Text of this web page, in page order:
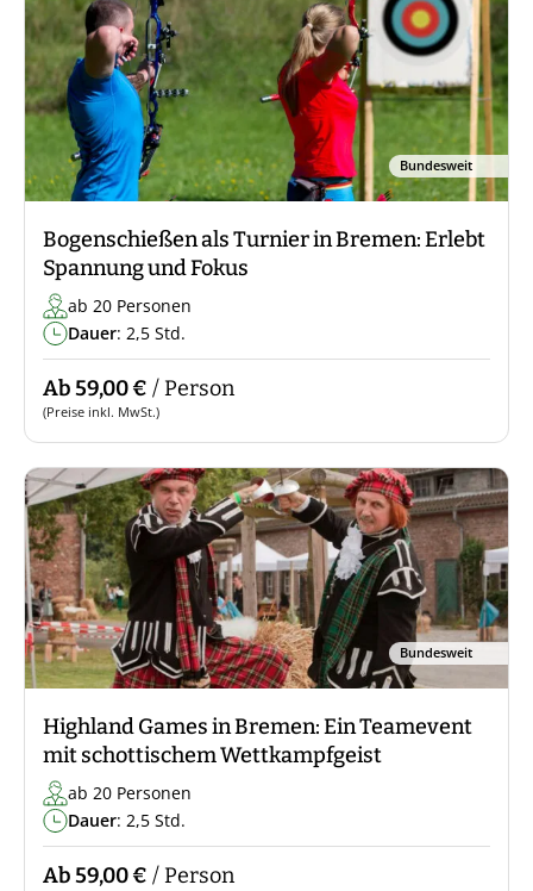
Bundesweit
Bogenschießen als Turnier in Bremen: Erlebt
Spannung und Fokus
ab 20 Personen
Dauer: 2,5 Std.
Ab 59,00 € / Person
(Preise inkl. MwSt.)
Bundesweit
Highland Games in Bremen: Ein Teamevent
mit schottischem Wettkampfgeist
ab 20 Personen
Dauer: 2,5 Std.
Ab 59,00 € / Person